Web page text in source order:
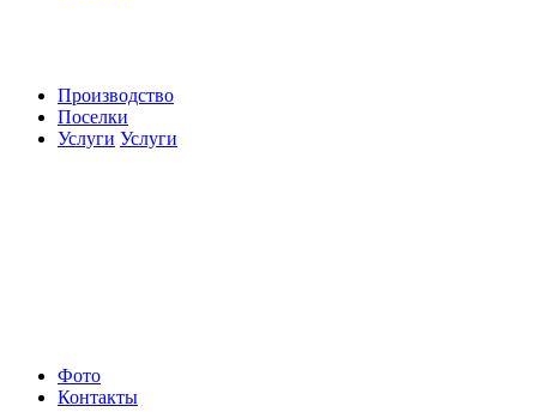
Производство
Поселки
Услуги Услуги
Фото
Контакты